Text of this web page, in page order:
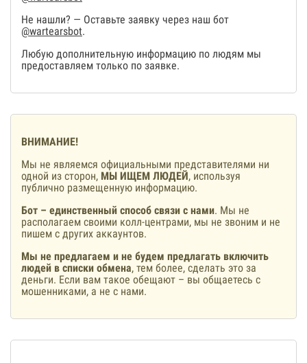
Не нашли? — Оставьте заявку через наш бот
@wartearsbot.
Любую дополнительную информацию по людям мы
предоставляем только по заявке.
ВНИМАНИЕ!
Мы не являемся официальными представителями ни
одной из сторон, МЫ ИЩЕМ ЛЮДЕЙ, используя
публично размещенную информацию.
Бот – единственный способ связи с нами. Мы не
располагаем своими колл-центрами, мы не звоним и не
пишем с других аккаунтов.
Мы не предлагаем и не будем предлагать включить
людей в списки обмена, тем более, сделать это за
деньги. Если вам такое обещают – вы общаетесь с
мошенниками, а не с нами.